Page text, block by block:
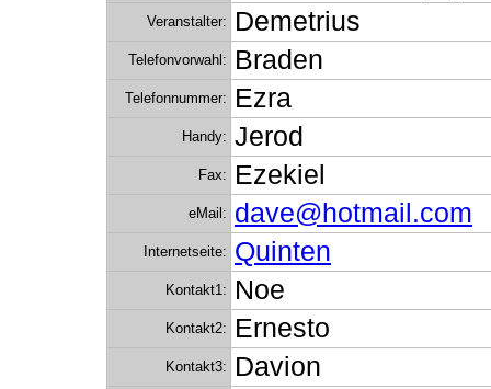
Veranstalter: Demetrius
Telefonvorwahl: Braden
Telefonnummer: Ezra
Handy: Jerod
Fax: Ezekiel
eMail: dave@hotmail.com
Internetseite: Quinten
Kontakt1: Noe
Kontakt2: Ernesto
Kontakt3: Davion